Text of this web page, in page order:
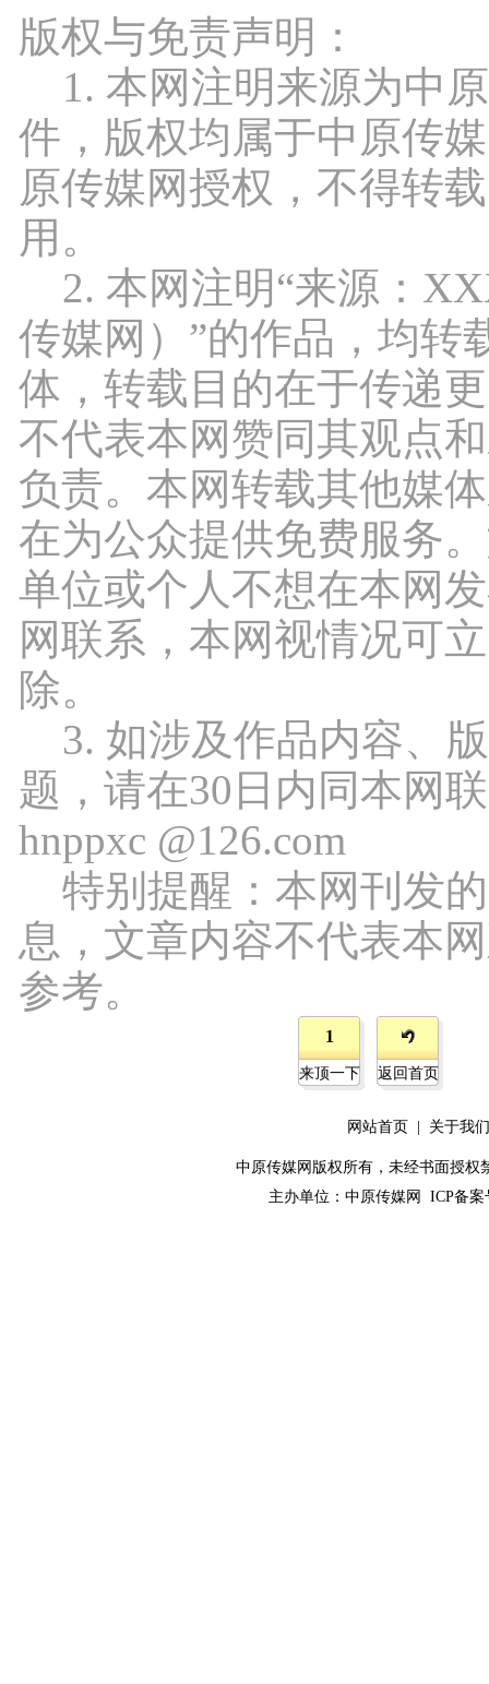
版权与免责声明：
1. 本网注明来源为中
件，版权均属于中原传
原传媒网授权，不得转
用。
2. 本网注明“来源：
传媒网）”的作品，均转
体，转载目的在于传递
不代表本网赞同其观点
负责。本网转载其他媒
在为公众提供免费服务
单位或个人不想在本网
网联系，本网视情况可
除。
3. 如涉及作品内容、
题，请在30日内同本网
hnppxc @126.com
特别提醒：本网刊发
息，文章内容不代表本
参考。
1
来顶一下 返回首页
网站首页 关于我们
中原传媒网版权所有，未经书面授权
主办单位： 中原传媒网 ICP备案